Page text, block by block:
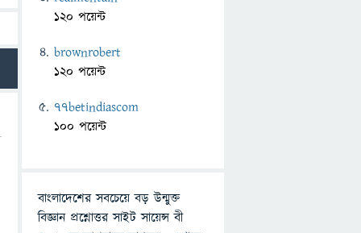
120 পয়েন্ট
brownrobert
120 পয়েন্ট
77betindiascom
100 পয়েন্ট
বাংলাদেশের সবচেয়ে বড় উন্মুক্ত
বিজ্ঞান প্রশ্নোত্তর সাইট সায়েন্স বী